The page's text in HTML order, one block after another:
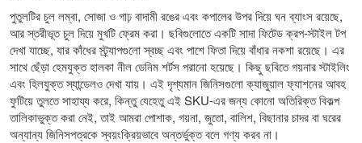
পুতুলটির চুল লম্বা, সোজা ও গাঢ় বাদামী রঙের এবং কপালের উপর দিয়ে ঘন ব্যাংস রয়েছে,
আর স্তরীভূত চুল দিয়ে মুখটি ফ্রেম করা। ছবিগুলোতে একটি সাদা ফিটেড ক্রপ-স্টাইল টপ
দেখা যাচ্ছে, যার কাঁধের স্ট্র্যাপগুলো স্বচ্ছ এবং পাশে ফিতা দিয়ে বাঁধার নকশা রয়েছে। এর
সাথে ছেঁড়া হেমযুক্ত হালকা নীল ডেনিম শর্টস পরানো হয়েছে। কিছু ছবিতে গয়নার স্টাইলিং
এবং হিলযুক্ত স্যান্ডেলও দেখা যায়। এই দৃশ্যমান জিনিসগুলো ক্যাজুয়াল ফ্যাশনের আবহ
ফুটিয়ে তুলতে সাহায্য করে, কিন্তু যেহেতু এই SKU-এর জন্য কোনো অতিরিক্ত বিকল্প
তালিকাভুক্ত করা নেই, তাই আমরা পোশাক, গয়না, জুতো, বালিশ, বিছানার চাদর বা ঘরের
অন্যান্য জিনিসপত্রকে স্বয়ংক্রিয়ভাবে অন্তর্ভুক্ত বলে গণ্য করব না।